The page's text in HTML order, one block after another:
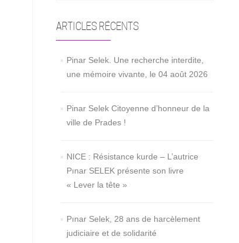
ARTICLES RÉCENTS
Pinar Selek. Une recherche interdite,
une mémoire vivante, le 04 août 2026
Pinar Selek Citoyenne d’honneur de la
ville de Prades !
NICE : Résistance kurde – L’autrice
Pınar SELEK présente son livre
« Lever la tête »
Pınar Selek, 28 ans de harcèlement
judiciaire et de solidarité